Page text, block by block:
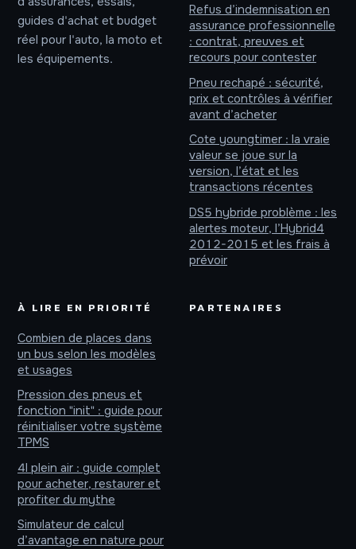
guides d'achat et budget
réel pour l'auto, la moto et
les équipements.
Refus d’indemnisation en
assurance professionnelle
: contrat, preuves et
recours pour contester
Pneu rechapé : sécurité,
prix et contrôles à vérifier
avant d’acheter
Cote youngtimer : la vraie
valeur se joue sur la
version, l’état et les
transactions récentes
DS5 hybride problème : les
alertes moteur, l’Hybrid4
2012-2015 et les frais à
prévoir
À LIRE EN PRIORITÉ
Combien de places dans
un bus selon les modèles
et usages
Pression des pneus et
fonction "init" : guide pour
réinitialiser votre système
TPMS
4l plein air : guide complet
pour acheter, restaurer et
profiter du mythe
Simulateur de calcul
d’avantage en nature pour
PARTENAIRES